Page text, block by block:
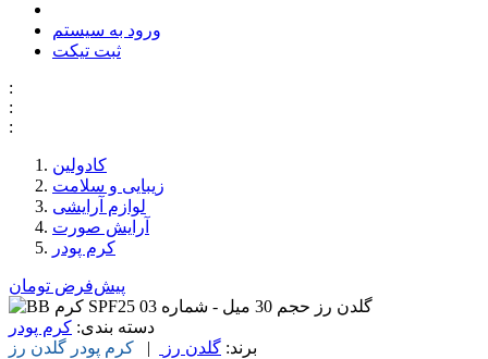
ورود به سیستم
ثبت تیکت
:
:
:
کادولین
زیبایی و سلامت
لوازم آرایشی
آرایش صورت
کرم پودر
پیش‌فرض تومان
دسته بندی: کرم پودر
برند: گلدن رز | کرم پودر گلدن رز